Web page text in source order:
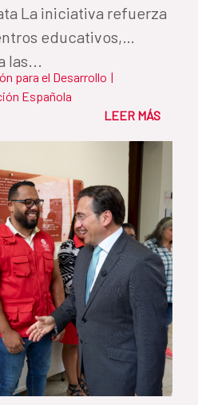
La iniciativa refuerza
educativos,
las...
para el Desarrollo |
Española
LEER MÁS